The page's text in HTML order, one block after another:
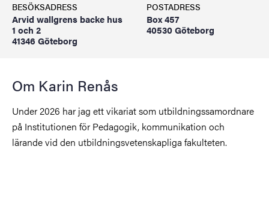
BESÖKSADRESS
Arvid wallgrens backe hus
1 och 2
41346 Göteborg
POSTADRESS
Box 457
40530 Göteborg
Om Karin Renås
Under 2026 har jag ett vikariat som utbildningssamordnare
på Institutionen för Pedagogik, kommunikation och
lärande vid den utbildningsvetenskapliga fakulteten.